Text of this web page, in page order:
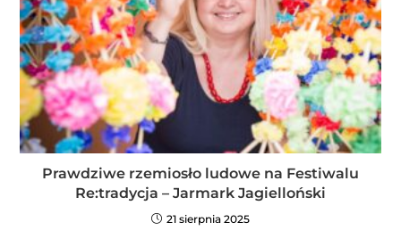
Prawdziwe rzemiosło ludowe na Festiwalu
Re:tradycja – Jarmark Jagielloński
21 sierpnia 2025